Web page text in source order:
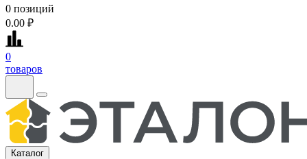
0 позиций
0.00 ₽
0
товаров
Каталог